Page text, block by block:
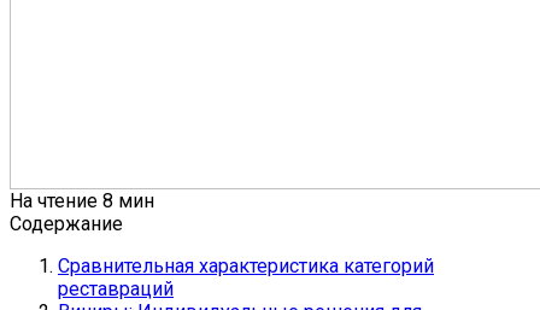
На чтение 8 мин
Содержание
Сравнительная характеристика категорий
реставраций